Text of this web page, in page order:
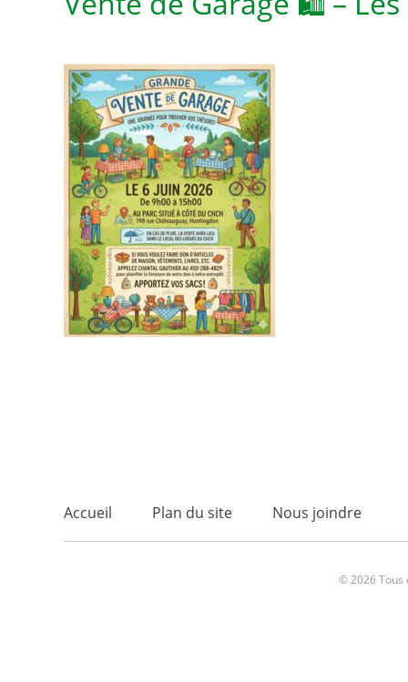
Accueil Plan du site Nous joindre
© 2026 Tous